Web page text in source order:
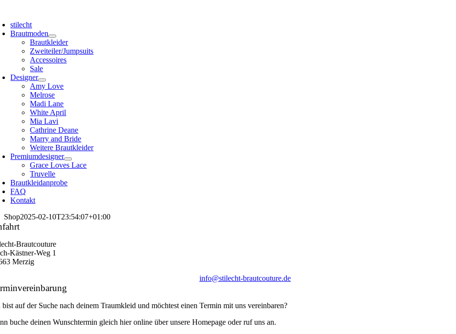
springen
stilecht
Brautmoden
Brautkleider
Zweiteiler/Jumpsuits
Accessoires
Sale
Designer
Amy Love
Melrose
Madi Lane
White April
Mia Lavi
Cathrine Deane
Marry and Bride
Weitere Brautkleider
Premiumdesigner
Grace Loves Lace
Truvelle
Brautkleidanprobe
FAQ
Kontakt
Shop2025-02-10T23:54:07+01:00
Brautcouture
Kästner-Weg 1
Merzig
info@stilecht-brautcouture.de
bist auf der Suche nach deinem Traumkleid und möchtest einen Termin mit uns vereinbaren?
buche deinen Wunschtermin gleich hier online über unsere Homepage oder ruf uns an.